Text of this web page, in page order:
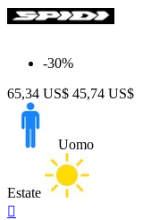
-30%
65,34 US$ 45,74 US$
Uomo
Estate
